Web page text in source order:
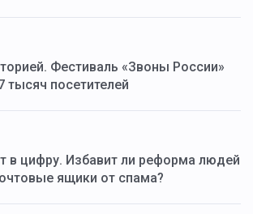
Фестиваль «Звоны России»
тысяч посетителей
в цифру. Избавит ли реформа людей
ящики от спама?